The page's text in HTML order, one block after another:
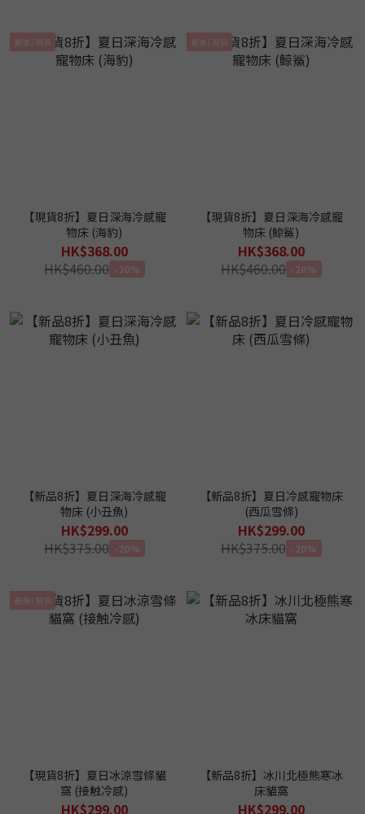
最後2現貨
【現貨8折】夏日深海冷感寵
物床 (海豹)
HK$368.00
HK$460.00 -20%
最後1現貨
【現貨8折】夏日深海冷感寵
物床 (鯨鯊)
HK$368.00
HK$460.00 -20%
【新品8折】夏日深海冷感寵
物床 (小丑魚)
HK$299.00
HK$375.00 -20%
【新品8折】夏日冷感寵物床
(西瓜雪條)
HK$299.00
HK$375.00 -20%
最後1現貨
【現貨8折】夏日冰涼雪條貓
窩 (接触冷感)
HK$299.00
【新品8折】冰川北極熊寒冰
床貓窩
HK$299.00